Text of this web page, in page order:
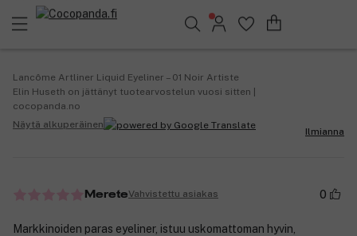
Löydä suosikkisi 25.398 tuotteen joukosta..
Helppo levittää, hankaa hyvin pois ja voit valita kuinka
Lancôme Artliner Liquid Eyeliner – 01 Noir Artiste
Elin Huseth on jättänyt tuotearvostelun vuosi sitten |
cocopanda.no
Näytä alkuperäinen
Ilmianna
MereteVahvistettu asiakas 0
Markkinoiden paras eyeliner, istuu uskomattoman hyvin,